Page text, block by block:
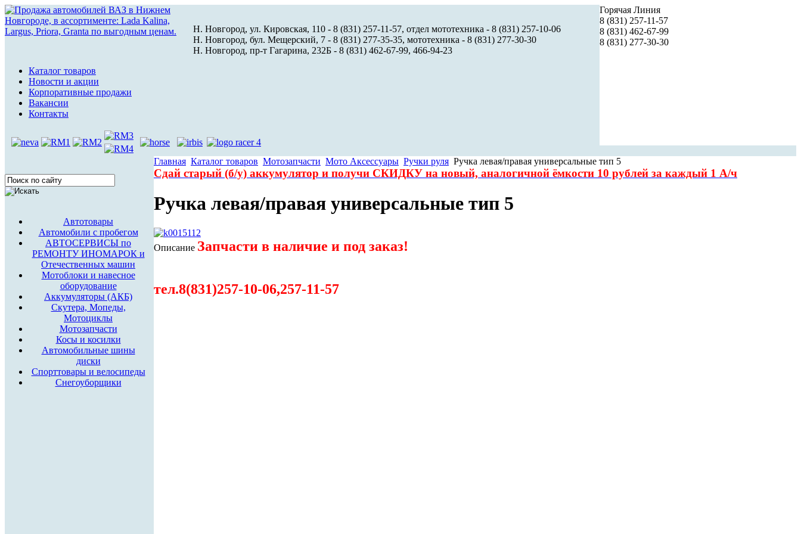
Н. Новгород, ул. Кировская, 110 - 8 (831) 257-11-57, отдел мототехника - 8 (831) 257-10-06
Н. Новгород, бул. Мещерский, 7 - 8 (831) 277-35-35, мототехника - 8 (831) 277-30-30
Н. Новгород, пр-т Гагарина, 232Б - 8 (831) 462-67-99, 466-94-23
Каталог товаров
Новости и акции
Корпоративные продажи
Вакансии
Контакты
Горячая Линия
8 (831) 257-11-57
8 (831) 462-67-99
8 (831) 277-30-30
Автотовары
Автомобили с пробегом
АВТОСЕРВИСЫ по
РЕМОНТУ ИНОМАРОК и
Отечественных машин
Мотоблоки и навесное
оборудование
Аккумуляторы (АКБ)
Скутера, Мопеды,
Мотоциклы
Мотозапчасти
Косы и косилки
Автомобильные шины
диски
Спорттовары и велосипеды
Снегоуборщики
Главная Каталог товаров Мотозапчасти Мото Аксессуары Ручки руля Ручка левая/правая универсальные тип 5
Сдай старый (б/у) аккумулятор и получи СКИДКУ на новый, аналогичной ёмкости 10 рублей за каждый 1 А/ч
Ручка левая/правая универсальные тип 5
Описание Запчасти в наличие и под заказ!
тел.8(831)257-10-06,257-11-57